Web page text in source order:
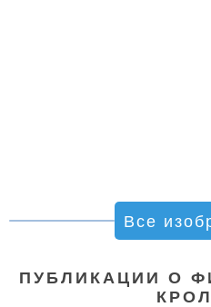
Все
ПУБЛИКАЦИИ О